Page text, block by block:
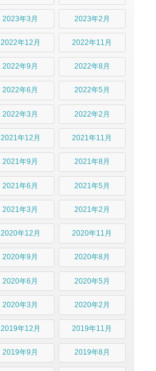
2023年3月 2023年2月
2022年12月 2022年11月
2022年9月 2022年8月
2022年6月 2022年5月
2022年3月 2022年2月
2021年12月 2021年11月
2021年9月 2021年8月
2021年6月 2021年5月
2021年3月 2021年2月
2020年12月 2020年11月
2020年9月 2020年8月
2020年6月 2020年5月
2020年3月 2020年2月
2019年12月 2019年11月
2019年9月 2019年8月